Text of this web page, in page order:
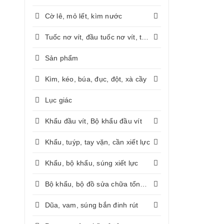
Cờ lê, mỏ lết, kìm nước
Tuốc nơ vít, đầu tuốc nơ vít, tay vặn
Sản phẩm
Kìm, kéo, búa, đục, đột, xà cầy
Lục giác
Khẩu đầu vít, Bộ khẩu đầu vít
Khẩu, tuýp, tay vặn, cần xiết lực
Khẩu, bộ khẩu, súng xiết lực
Bộ khẩu, bộ đồ sửa chữa tổng hợp
Dũa, vam, súng bắn đinh rút